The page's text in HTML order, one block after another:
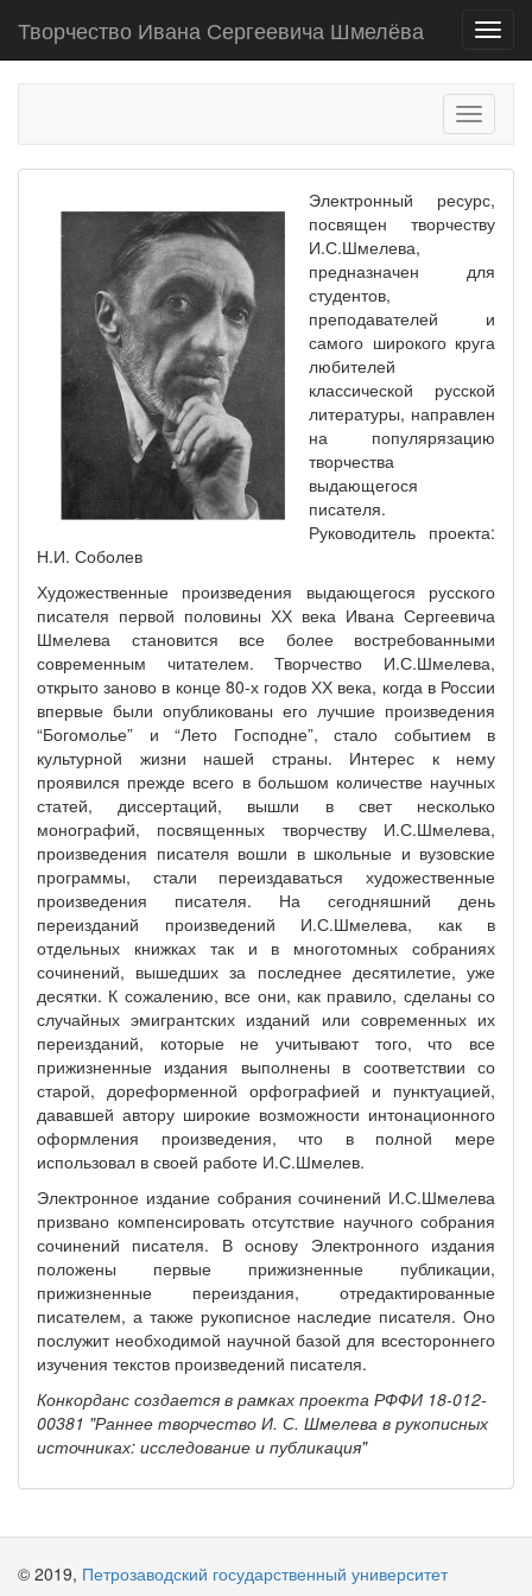
Творчество Ивана Сергеевича Шмелёва
Toggle
Электронный ресурс,
посвящен творчеству
И.С.Шмелева,
предназначен для
студентов,
преподавателей и
самого широкого круга
любителей
классической русской
литературы, направлен
на популярязацию
творчества
выдающегося
писателя.
Руководитель проекта:
Н.И. Соболев
Художественные произведения выдающегося русского
писателя первой половины ХХ века Ивана Сергеевича
Шмелева становится все более востребованными
современным читателем. Творчество И.С.Шмелева,
открыто заново в конце 80-х годов ХХ века, когда в России
впервые были опубликованы его лучшие произведения
“Богомолье” и “Лето Господне”, стало событием в
культурной жизни нашей страны. Интерес к нему
проявился прежде всего в большом количестве научных
статей, диссертаций, вышли в свет несколько
монографий, посвященных творчеству И.С.Шмелева,
произведения писателя вошли в школьные и вузовские
программы, стали переиздаваться художественные
произведения писателя. На сегодняшний день
переизданий произведений И.С.Шмелева, как в
отдельных книжках так и в многотомных собраниях
сочинений, вышедших за последнее десятилетие, уже
десятки. К сожалению, все они, как правило, сделаны со
случайных эмигрантских изданий или современных их
переизданий, которые не учитывают того, что все
прижизненные издания выполнены в соответствии со
старой, дореформенной орфографией и пунктуацией,
дававшей автору широкие возможности интонационного
оформления произведения, что в полной мере
использовал в своей работе И.С.Шмелев.
Электронное издание собрания сочинений И.С.Шмелева
призвано компенсировать отсутствие научного собрания
сочинений писателя. В основу Электронного издания
положены первые прижизненные публикации,
прижизненные переиздания, отредактированные
писателем, а также рукописное наследие писателя. Оно
послужит необходимой научной базой для всестороннего
изучения текстов произведений писателя.
Конкорданс создается в рамках проекта РФФИ 18-012-
00381 "Раннее творчество И. С. Шмелева в рукописных
источниках: исследование и публикация"
© 2019, Петрозаводский государственный университет